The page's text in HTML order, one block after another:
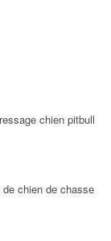
chien pitbull
chien de chasse